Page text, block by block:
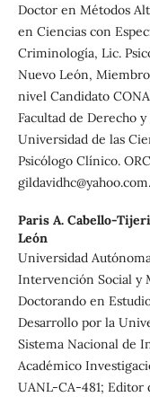
Doctor en Métodos
en Ciencias con
Criminología, Lic.
Nuevo León,
nivel Candidato
Facultad de Derecho
Universidad de las
Psicólogo Clínico.
Paris A. Cabello-
León
Universidad
Intervención Social y
Doctorando en
Desarrollo por la
Sistema Nacional de
Académico
UANL-CA-481; Editor